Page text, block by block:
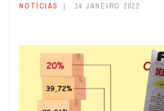
NOTÍCIAS 14 JANEIRO 2022